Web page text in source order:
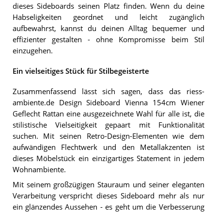
dieses Sideboards seinen Platz finden. Wenn du deine
Habseligkeiten geordnet und leicht zugänglich
aufbewahrst, kannst du deinen Alltag bequemer und
effizienter gestalten - ohne Kompromisse beim Stil
einzugehen.
Ein vielseitiges Stück für Stilbegeisterte
Zusammenfassend lässt sich sagen, dass das riess-
ambiente.de Design Sideboard Vienna 154cm Wiener
Geflecht Rattan eine ausgezeichnete Wahl für alle ist, die
stilistische Vielseitigkeit gepaart mit Funktionalität
suchen. Mit seinen Retro-Design-Elementen wie dem
aufwändigen Flechtwerk und den Metallakzenten ist
dieses Möbelstück ein einzigartiges Statement in jedem
Wohnambiente.
Mit seinem großzügigen Stauraum und seiner eleganten
Verarbeitung verspricht dieses Sideboard mehr als nur
ein glänzendes Aussehen - es geht um die Verbesserung